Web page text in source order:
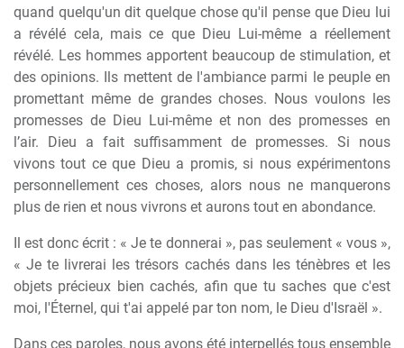
quand quelqu'un dit quelque chose qu'il pense que Dieu lui
a révélé cela, mais ce que Dieu Lui-même a réellement
révélé. Les hommes apportent beaucoup de stimulation, et
des opinions. Ils mettent de l'ambiance parmi le peuple en
promettant même de grandes choses. Nous voulons les
promesses de Dieu Lui-même et non des promesses en
l’air. Dieu a fait suffisamment de promesses. Si nous
vivons tout ce que Dieu a promis, si nous expérimentons
personnellement ces choses, alors nous ne manquerons
plus de rien et nous vivrons et aurons tout en abondance.
Il est donc écrit : « Je te donnerai », pas seulement « vous »,
« Je te livrerai les trésors cachés dans les ténèbres et les
objets précieux bien cachés, afin que tu saches que c'est
moi, l'Éternel, qui t'ai appelé par ton nom, le Dieu d'Israël ».
Dans ces paroles, nous avons été interpellés tous ensemble